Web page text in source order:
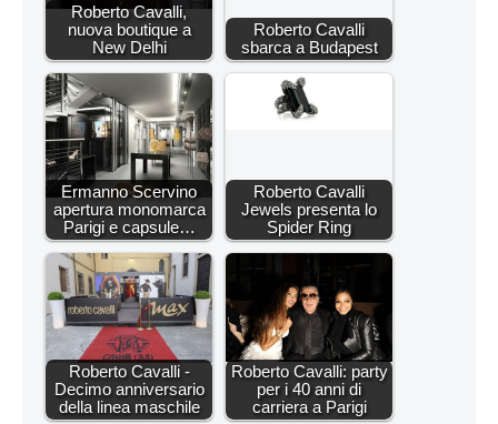
Roberto Cavalli,
nuova boutique a
New Delhi
Roberto Cavalli
sbarca a Budapest
Ermanno Scervino
apertura monomarca
Parigi e capsule…
Roberto Cavalli
Jewels presenta lo
Spider Ring
Roberto Cavalli -
Decimo anniversario
della linea maschile
Roberto Cavalli: party
per i 40 anni di
carriera a Parigi